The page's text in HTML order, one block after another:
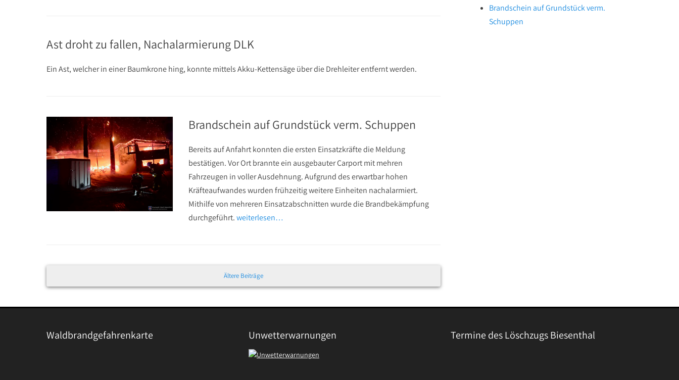
Ast droht zu fallen, Nachalarmierung DLK
Ein Ast, welcher in einer Baumkrone hing, konnte mittels Akku-Kettensäge über die Drehleiter entfernt werden.
Brandschein auf Grundstück verm. Schuppen
Bereits auf Anfahrt konnten die ersten Einsatzkräfte die Meldung
bestätigen. Vor Ort brannte ein ausgebauter Carport mit mehren
Fahrzeugen in voller Ausdehnung. Aufgrund des erwartbar hohen
Kräfteaufwandes wurden frühzeitig weitere Einheiten nachalarmiert.
Mithilfe von mehreren Einsatzabschnitten wurde die Brandbekämpfung
durchgeführt.weiterlesen…
Ältere Beiträge
Brandschein auf Grundstück verm.
Schuppen
Waldbrandgefahrenkarte Unwetterwarnungen Termine des Löschzugs Biesenthal